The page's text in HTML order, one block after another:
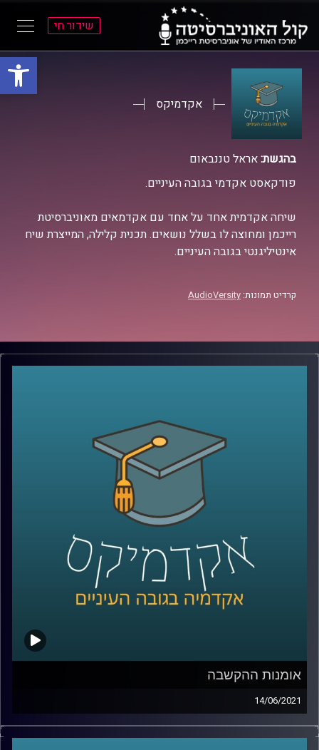
פתח
שידור חי
אקדמיקס
בהגשת:אראל טננבאום
פודקאסט אקדמי בגובה העיניים.
שיחה אקדמית אחד על אחד עם אקדמאים מאוניברסיטת
רייכמן ומחוצה לו בשלל נושאים. תכנית קלילה, המייצרת שיח
אינטיליגנטי בגובה העיניים.
קרדיט תמונות: AudioVersity
אומנות ההקשבה
14/06/2021
מהי הקשבה? מה הגורמים שלה? מה החשיבות שלה בישיבות
צוות? וכיצד הגורמים של הסביבה הארגונית קשורים אליה?